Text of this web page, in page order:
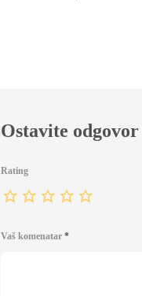
Ostavite odgovor
Rating
Vaš komenatar *